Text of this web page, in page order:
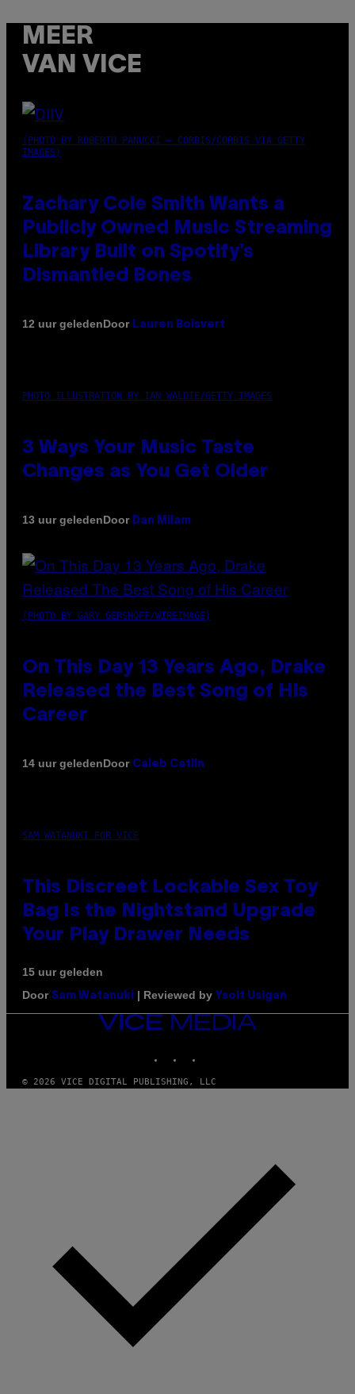
MEER
VAN VICE
(PHOTO BY ROBERTO PANUCCI – CORBIS/CORBIS VIA GETTY
IMAGES)
Zachary Cole Smith Wants a
Publicly Owned Music Streaming
Library Built on Spotify’s
Dismantled Bones
12 uur geledenDoor Lauren Boisvert
PHOTO ILLUSTRATION BY IAN WALDIE/GETTY IMAGES
3 Ways Your Music Taste
Changes as You Get Older
13 uur geledenDoor Dan Milam
(PHOTO BY GARY GERSHOFF/WIREIMAGE)
On This Day 13 Years Ago, Drake
Released the Best Song of His
Career
14 uur geledenDoor Caleb Catlin
SAM WATANUKI FOR VICE
This Discreet Lockable Sex Toy
Bag Is the Nightstand Upgrade
Your Play Drawer Needs
15 uur geleden
Door Sam Watanuki | Reviewed by Ysolt Usigan
VICE
MEDIA
© 2026 VICE DIGITAL PUBLISHING, LLC